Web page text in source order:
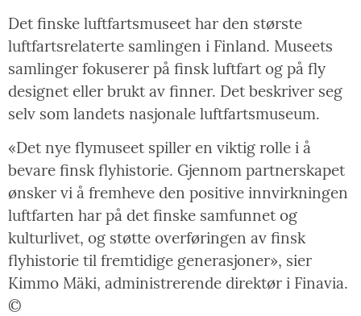
Det finske luftfartsmuseet har den største
luftfartsrelaterte samlingen i Finland. Museets
samlinger fokuserer på finsk luftfart og på fly
designet eller brukt av finner. Det beskriver seg
selv som landets nasjonale luftfartsmuseum.
«Det nye flymuseet spiller en viktig rolle i å
bevare finsk flyhistorie. Gjennom partnerskapet
ønsker vi å fremheve den positive innvirkningen
luftfarten har på det finske samfunnet og
kulturlivet, og støtte overføringen av finsk
flyhistorie til fremtidige generasjoner», sier
Kimmo Mäki, administrerende direktør i Finavia.
©